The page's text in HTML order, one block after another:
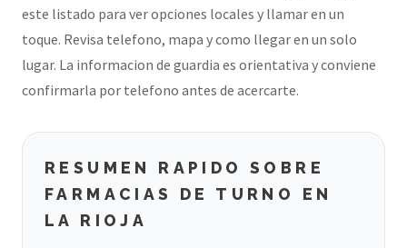
este listado para ver opciones locales y llamar en un
toque. Revisa telefono, mapa y como llegar en un solo
lugar. La informacion de guardia es orientativa y conviene
confirmarla por telefono antes de acercarte.
RESUMEN RAPIDO SOBRE
FARMACIAS DE TURNO EN
LA RIOJA